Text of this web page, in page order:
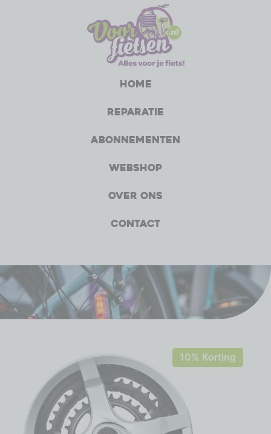
Home
Reparatie
Abonnementen
Webshop
Over ons
Contact
10% Korting